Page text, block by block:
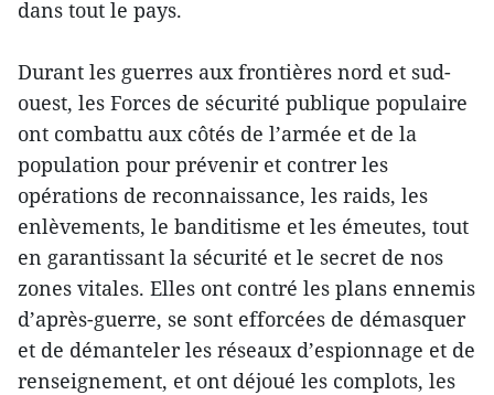
dans tout le pays.
Durant les guerres aux frontières nord et sud-
ouest, les Forces de sécurité publique populaire
ont combattu aux côtés de l’armée et de la
population pour prévenir et contrer les
opérations de reconnaissance, les raids, les
enlèvements, le banditisme et les émeutes, tout
en garantissant la sécurité et le secret de nos
zones vitales. Elles ont contré les plans ennemis
d’après-guerre, se sont efforcées de démasquer
et de démanteler les réseaux d’espionnage et de
renseignement, et ont déjoué les complots, les